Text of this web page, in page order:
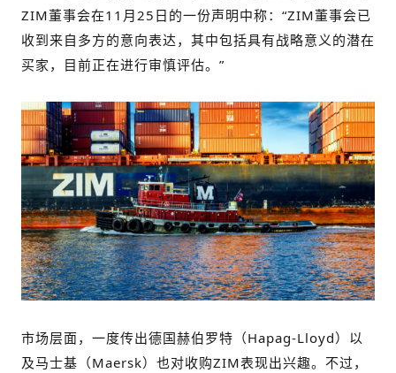
ZIM董事会在11月25日的一份声明中称：“ZIM董事会已
收到来自多方的意向表达，其中包括具有战略意义的潜在
买家，目前正在进行审慎评估。”
市场层面，一度传出德国赫伯罗特（Hapag-Lloyd）以
及马士基（Maersk）也对收购ZIM表现出兴趣。不过，